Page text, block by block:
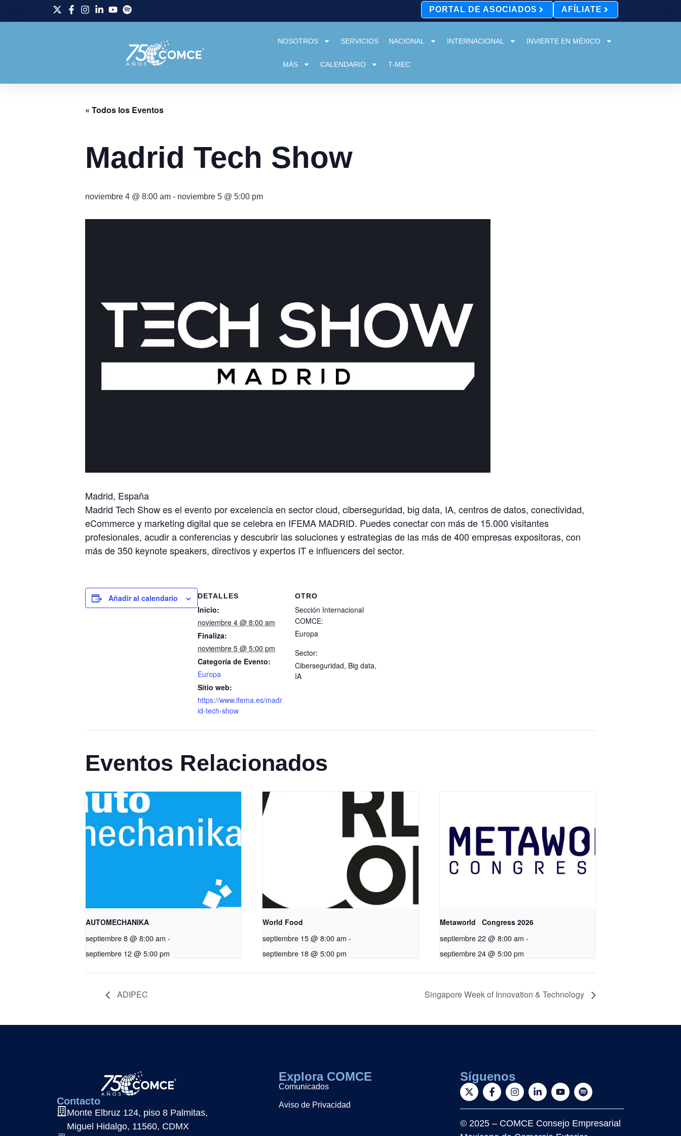
PORTAL DE ASOCIADOS AFÍLIATE
NOSOTROS SERVICIOS NACIONAL INTERNACIONAL INVIERTE EN MÉXICO
MÁS CALENDARIO T-MEC
« Todos los Eventos
Madrid Tech Show
noviembre 4 @ 8:00 am - noviembre 5 @ 5:00 pm
Madrid, España
Madrid Tech Show es el evento por excelencia en sector cloud, ciberseguridad, big data, IA, centros de datos, conectividad,
eCommerce y marketing digital que se celebra en IFEMA MADRID. Puedes conectar con más de 15.000 visitantes
profesionales, acudir a conferencias y descubrir las soluciones y estrategias de las más de 400 empresas expositoras, con
más de 350 keynote speakers, directivos y expertos IT e influencers del sector.
Añadir al calendario DETALLES
Inicio:
noviembre 4 @ 8:00 am
Finaliza:
noviembre 5 @ 5:00 pm
Categoría de Evento:
Europa
Sitio web:
https://www.ifema.es/madr
id-tech-show
OTRO
Sección Internacional
COMCE:
Europa
Sector:
Ciberseguridad, Big data,
IA
Eventos Relacionados
AUTOMECHANIKA
septiembre 8 @ 8:00 am -
septiembre 12 @ 5:00 pm
World Food
septiembre 15 @ 8:00 am -
septiembre 18 @ 5:00 pm
Metaworld Congress 2026
septiembre 22 @ 8:00 am -
septiembre 24 @ 5:00 pm
ADIPEC Singapore Week of Innovation & Technology
Contacto
Monte Elbruz 124, piso 8 Palmitas,
Miguel Hidalgo, 11560, CDMX
Explora COMCE
Comunicados
Aviso de Privacidad
Síguenos
© 2025 – COMCE Consejo Empresarial